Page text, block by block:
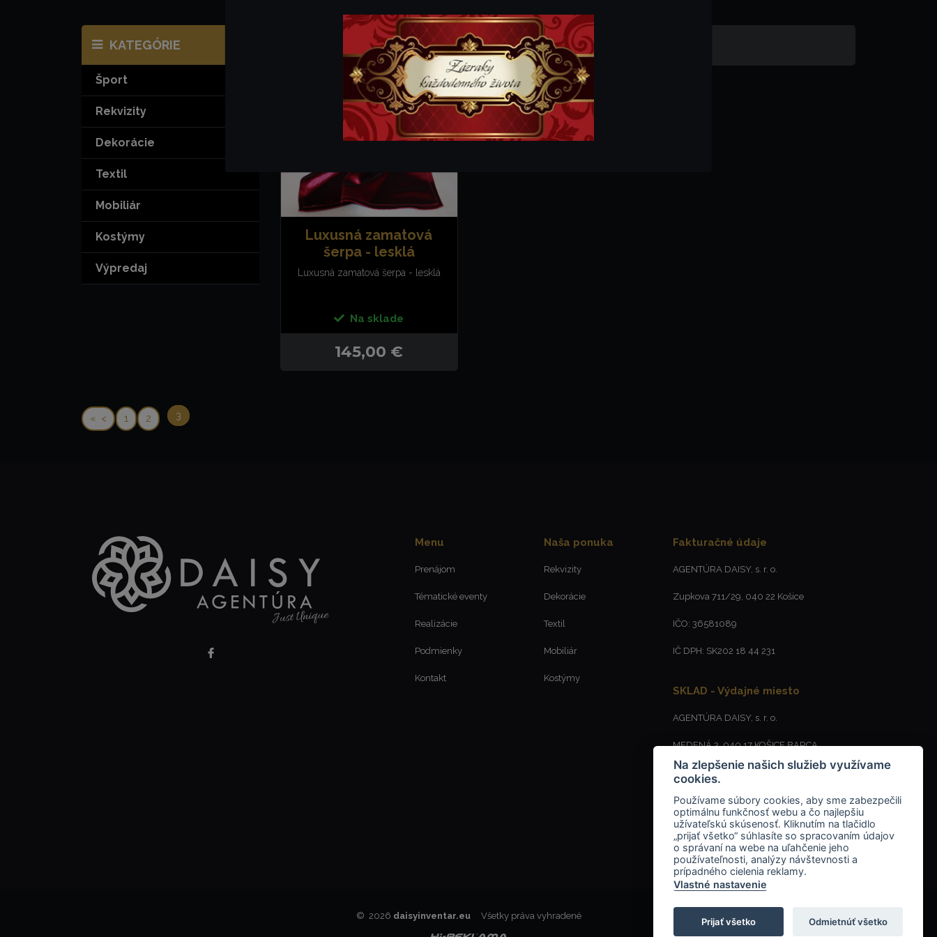
KATEGÓRIE
Šport
Rekvizity
Dekorácie
Textil
Mobiliár
Kostýmy
Výpredaj
Textil
Luxusná zamatová
šerpa - lesklá
Luxusná zamatová šerpa - lesklá
Na sklade
145,00 €
< 1 2 3
Menu
Prenájom
Tématické eventy
Realizácie
Podmienky
Kontakt
Naša ponuka
Rekvizity
Dekorácie
Textil
Mobiliár
Kostýmy
Fakturačné údaje
AGENTÚRA DAISY, s. r. o.
Zupkova 711/29, 040 22 Košice
IČO: 36581089
IČ DPH: SK202 18 44 231
SKLAD - Výdajné miesto
AGENTÚRA DAISY, s. r. o.
MEDENÁ 3, 040 17 KOŠICE BARCA
+421910657843
info@keygency.sk
© 2026 daisyinventar.euVšetky práva vyhradené
Na zlepšenie našich služieb využívame
cookies.
Používame súbory cookies, aby sme zabezpečili
optimálnu funkčnosť webu a čo najlepšiu
užívateľskú skúsenosť. Kliknutím na tlačidlo
„prijať všetko“ súhlasíte so spracovaním údajov
o správaní na webe na uľahčenie jeho
používateľnosti, analýzy návštevnosti a
prípadného cielenia reklamy.
Vlastné nastavenie
Prijať všetko Odmietnúť všetko